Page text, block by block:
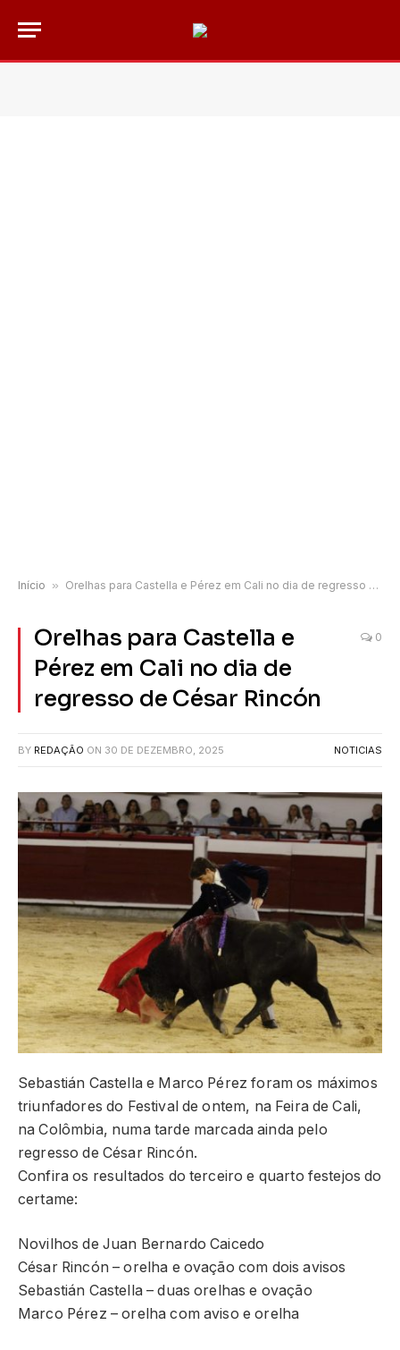
Início » Orelhas para Castella e Pérez em Cali no dia de regresso de César Rincón
Orelhas para Castella e
Pérez em Cali no dia de
regresso de César Rincón
0
BY REDAÇÃO ON 30 DE DEZEMBRO, 2025 NOTICIAS
Sebastián Castella e Marco Pérez foram os máximos
triunfadores do Festival de ontem, na Feira de Cali,
na Colômbia, numa tarde marcada ainda pelo
regresso de César Rincón.
Confira os resultados do terceiro e quarto festejos do
certame:
Novilhos de Juan Bernardo Caicedo
César Rincón – orelha e ovação com dois avisos
Sebastián Castella – duas orelhas e ovação
Marco Pérez – orelha com aviso e orelha